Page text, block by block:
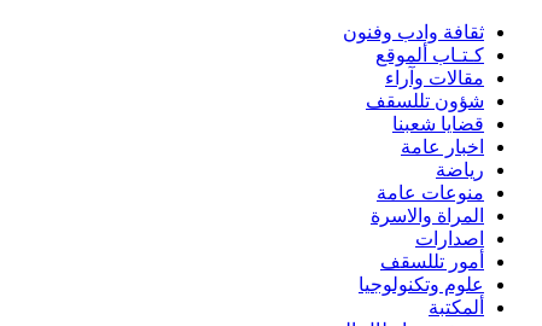
ثقافة وادب وفنون
كـتـاب ألموقع
مقالات وآراء
شؤون تللسقف
قضايا شعبنا
اخبار عامة
رياضة
منوعات عامة
المراة والاسرة
اصدارات
أمور تللسقف
علوم وتكنولوجيا
ألمكتبة